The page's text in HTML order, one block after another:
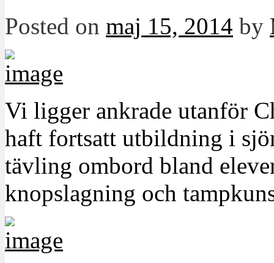
Posted on maj 15, 2014 by
Vi ligger ankrade utanför
haft fortsatt utbildning i
tävling ombord bland
knopslagning och